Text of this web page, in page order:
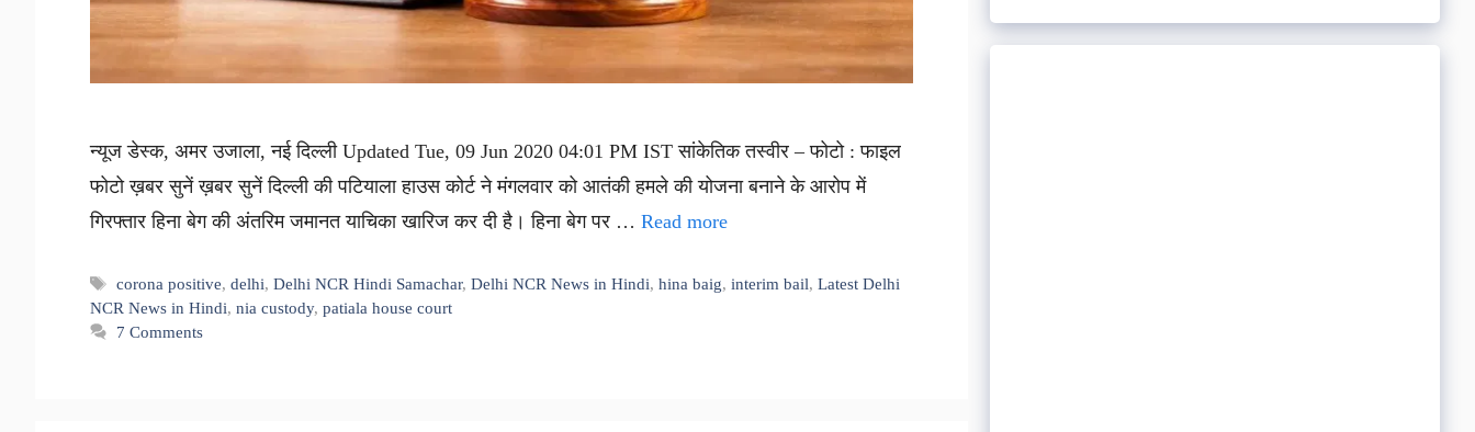
न्यूज डेस्क, अमर उजाला, नई दिल्ली Updated Tue, 09 Jun 2020 04:01 PM IST सांकेतिक तस्वीर – फोटो : फाइल
फोटो ख़बर सुनें ख़बर सुनें दिल्ली की पटियाला हाउस कोर्ट ने मंगलवार को आतंकी हमले की योजना बनाने के आरोप में
गिरफ्तार हिना बेग की अंतरिम जमानत याचिका खारिज कर दी है। हिना बेग पर … Read more
Tags
corona positive,delhi,Delhi NCR Hindi Samachar,Delhi NCR News in Hindi,hina baig,interim bail,Latest Delhi
NCR News in Hindi, nia custody, patiala house court
7 Comments